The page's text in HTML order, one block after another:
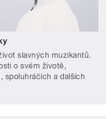
slavných muzikantů.
o svém životě,
spoluhráčích a dalších